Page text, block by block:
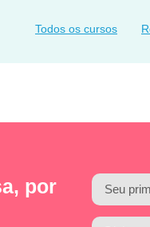
Todos os cursos
por